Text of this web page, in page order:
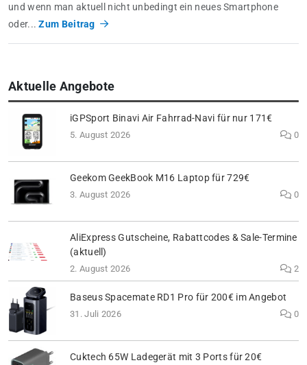
und wenn man aktuell nicht unbedingt ein neues Smartphone
oder...Zum Beitrag
Aktuelle Angebote
iGPSport Binavi Air Fahrrad-Navi für nur 171€
5. August 2026 0
Geekom GeekBook M16 Laptop für 729€
3. August 2026 0
AliExpress Gutscheine, Rabattcodes & Sale-Termine
(aktuell)
2. August 2026 2
Baseus Spacemate RD1 Pro für 200€ im Angebot
31. Juli 2026 0
Cuktech 65W Ladegerät mit 3 Ports für 20€